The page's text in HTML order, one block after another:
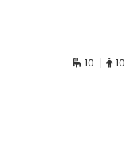
10 10